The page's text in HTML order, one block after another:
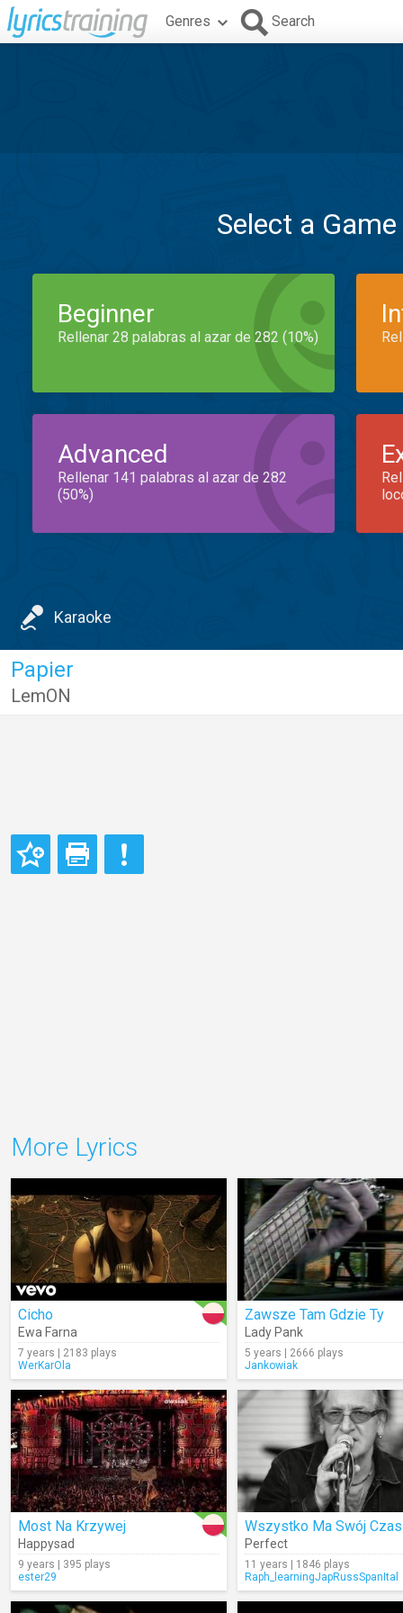
Genres Search
Select a
Beginner
Rellenar 28 palabras al azar de 282 (10%)
Advanced
Rellenar 141 palabras al azar de 282
(50%)
Karaoke
Papier
LemON
More Lyrics
Cicho
Ewa Farna
7 years | 2183 plays
WerKarOla
Zawsze Tam Gdzie Ty
Lady Pank
5 years | 2666 plays
Jankowiak
Most Na Krzywej
Happysad
9 years | 395 plays
ester29
Wszystko Ma Swój Czas
Perfect
11 years | 1846 plays
Raph_learningJapRussSpanItal